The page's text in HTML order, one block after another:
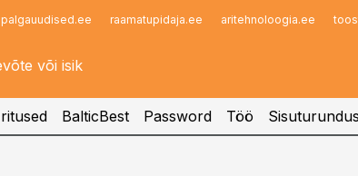
palgauudised.ee raamatupidaja.ee aritehnoloogia.ee
Infopank
BalticBest Password Töö Sisuturundus